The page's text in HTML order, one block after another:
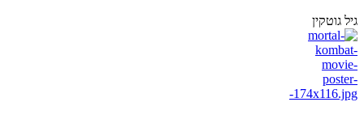
גיל גוטקין